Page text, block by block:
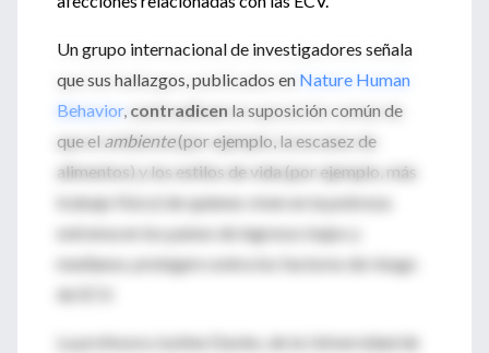
Un grupo internacional de investigadores señala
que sus hallazgos, publicados en Nature Human
Behavior, contradicen la suposición común de
que el ambiente(por ejemplo, la escasez de
alimentos) y los estilos de vida (por ejemplo, más
trabajo físico) de quienes viven en la pobreza
extrema en los países de ingresos bajos y
medianosprotegen
contra los factores de riesgo
de ECV.
La profesora Justine Davies, de la Universidad de